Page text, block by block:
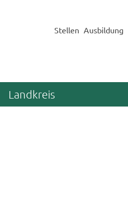
Stellen Ausbildung
Landkreis